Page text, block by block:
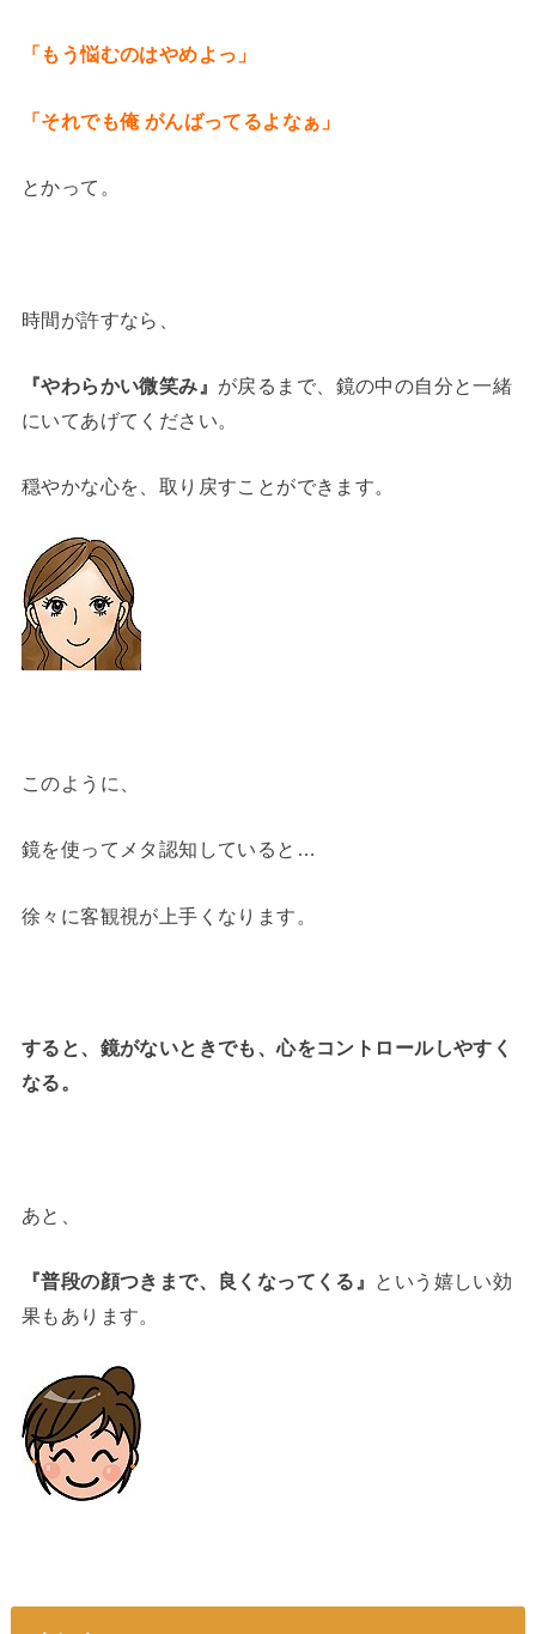
「もう悩むのはやめよっ」
「それでも俺 がんばってるよなぁ」
とかって。
時間が許すなら、
『やわらかい微笑み』 が戻るまで、鏡の中の自分と一緒
にいてあげてください。
穏やかな心を、取り戻すことができます。
このように、
鏡を使ってメタ認知していると…
徐々に客観視が上手くなります。
すると、鏡がないときでも、心をコントロールしやすく
なる。
あと、
『普段の顔つきまで、良くなってくる』 という嬉しい効
果もあります。